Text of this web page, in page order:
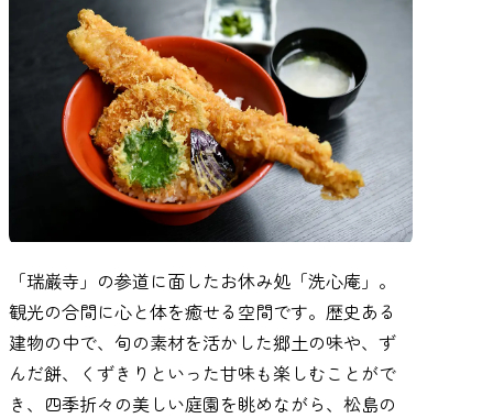
「瑞巌寺」の参道に面したお休み処「洗心庵」。
観光の合間に心と体を癒せる空間です。歴史ある
建物の中で、旬の素材を活かした郷土の味や、ず
んだ餅、くずきりといった甘味も楽しむことがで
き、四季折々の美しい庭園を眺めながら、松島の